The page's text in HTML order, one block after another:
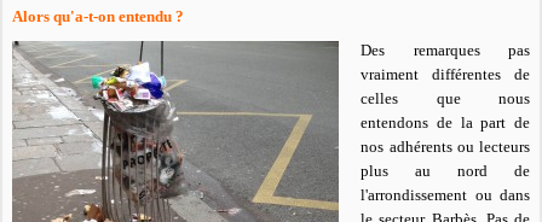
Alors qu'a-t-on entendu ?
Des remarques pas
vraiment différentes de
celles que nous
entendons de la part de
nos adhérents ou lecteurs
plus au nord de
l'arrondissement ou dans